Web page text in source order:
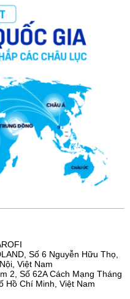
Số 6 Nguyễn Hữu Thọ,
Việt Nam
2, Số 62A Cách Mạng Tháng
Hồ Chí Minh, Việt Nam